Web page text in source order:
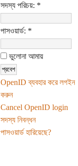
সদস্য পরিচয়: *
পাসওয়ার্ড: *
ভুলোনা আমায়
OpenID ব্যবহার করে লগইন
করুন
Cancel OpenID login
সদস্য নিবন্ধন
পাসওয়ার্ড হারিয়েছে?